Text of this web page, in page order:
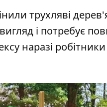
трухляві
і потребує
наразі